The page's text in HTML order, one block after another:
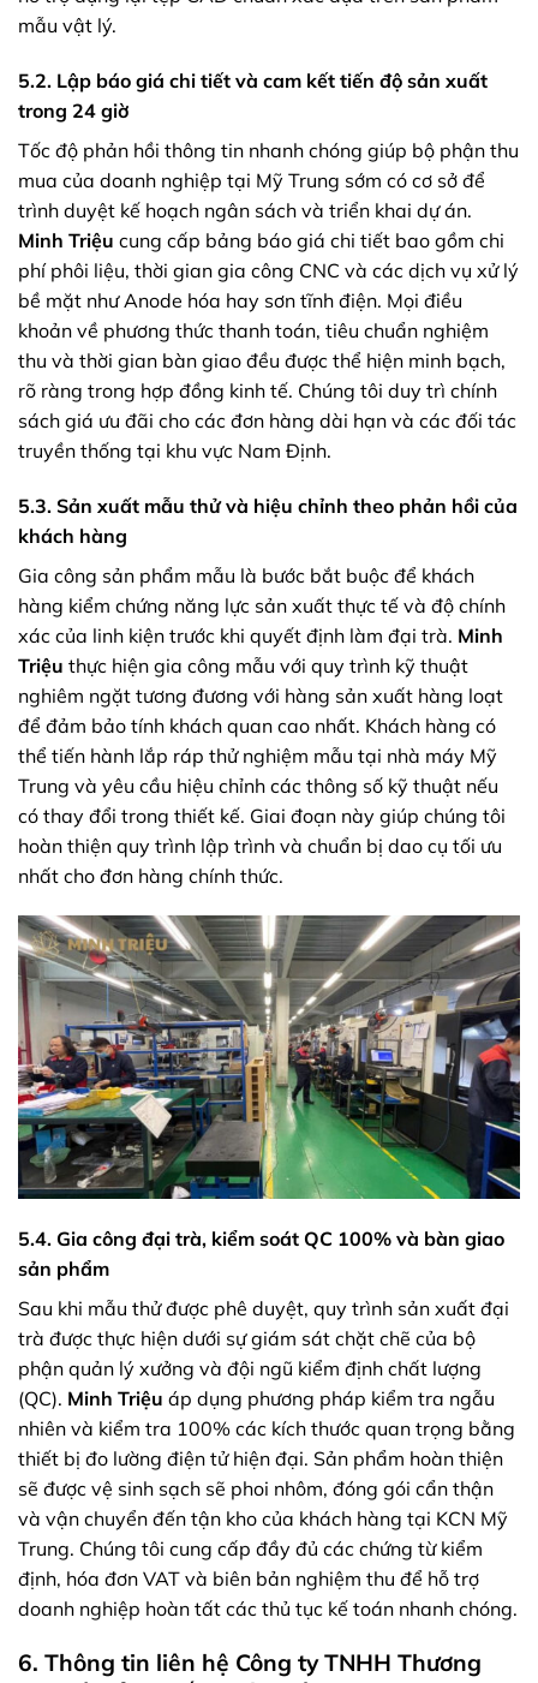
mẫu vật lý.
5.2. Lập báo giá chi tiết và cam kết tiến độ sản xuất
trong 24 giờ
Tốc độ phản hồi thông tin nhanh chóng giúp bộ phận thu
mua của doanh nghiệp tại Mỹ Trung sớm có cơ sở để
trình duyệt kế hoạch ngân sách và triển khai dự án.
Minh Triệu cung cấp bảng báo giá chi tiết bao gồm chi
phí phôi liệu, thời gian gia công CNC và các dịch vụ xử lý
bề mặt như Anode hóa hay sơn tĩnh điện. Mọi điều
khoản về phương thức thanh toán, tiêu chuẩn nghiệm
thu và thời gian bàn giao đều được thể hiện minh bạch,
rõ ràng trong hợp đồng kinh tế. Chúng tôi duy trì chính
sách giá ưu đãi cho các đơn hàng dài hạn và các đối tác
truyền thống tại khu vực Nam Định.
5.3. Sản xuất mẫu thử và hiệu chỉnh theo phản hồi của
khách hàng
Gia công sản phẩm mẫu là bước bắt buộc để khách
hàng kiểm chứng năng lực sản xuất thực tế và độ chính
xác của linh kiện trước khi quyết định làm đại trà. Minh
Triệu thực hiện gia công mẫu với quy trình kỹ thuật
nghiêm ngặt tương đương với hàng sản xuất hàng loạt
để đảm bảo tính khách quan cao nhất. Khách hàng có
thể tiến hành lắp ráp thử nghiệm mẫu tại nhà máy Mỹ
Trung và yêu cầu hiệu chỉnh các thông số kỹ thuật nếu
có thay đổi trong thiết kế. Giai đoạn này giúp chúng tôi
hoàn thiện quy trình lập trình và chuẩn bị dao cụ tối ưu
nhất cho đơn hàng chính thức.
5.4. Gia công đại trà, kiểm soát QC 100% và bàn giao
sản phẩm
Sau khi mẫu thử được phê duyệt, quy trình sản xuất đại
trà được thực hiện dưới sự giám sát chặt chẽ của bộ
phận quản lý xưởng và đội ngũ kiểm định chất lượng
(QC). Minh Triệu áp dụng phương pháp kiểm tra ngẫu
nhiên và kiểm tra 100% các kích thước quan trọng bằng
thiết bị đo lường điện tử hiện đại. Sản phẩm hoàn thiện
sẽ được vệ sinh sạch sẽ phoi nhôm, đóng gói cẩn thận
và vận chuyển đến tận kho của khách hàng tại KCN Mỹ
Trung. Chúng tôi cung cấp đầy đủ các chứng từ kiểm
định, hóa đơn VAT và biên bản nghiệm thu để hỗ trợ
doanh nghiệp hoàn tất các thủ tục kế toán nhanh chóng.
6. Thông tin liên hệ Công ty TNHH Thương